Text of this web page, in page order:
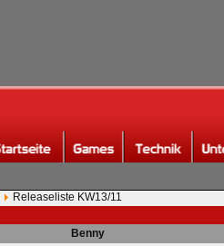
Releaseliste KW13/11
Benny